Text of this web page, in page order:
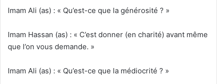
Imam Ali (as) : « Qu’est-ce que la générosité ? »
Imam Hassan (as) : « C’est donner (en charité) avant même
que l’on vous demande. »
Imam Ali (as) : « Qu’est-ce que la médiocrité ? »